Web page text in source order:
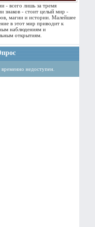
- всего лишь за тремя
знаков - стоит целый мир -
магии и истории. Малейшее
в этот мир приводит к
наблюдениям и
открытиям.
недоступен.